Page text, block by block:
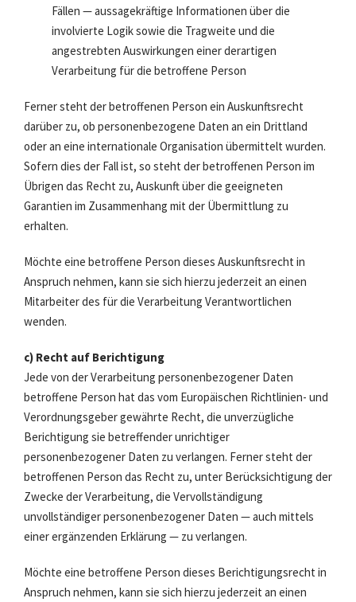
Fällen — aussagekräftige Informationen über die
involvierte Logik sowie die Tragweite und die
angestrebten Auswirkungen einer derartigen
Verarbeitung für die betroffene Person
Ferner steht der betroffenen Person ein Auskunftsrecht
darüber zu, ob personenbezogene Daten an ein Drittland
oder an eine internationale Organisation übermittelt wurden.
Sofern dies der Fall ist, so steht der betroffenen Person im
Übrigen das Recht zu, Auskunft über die geeigneten
Garantien im Zusammenhang mit der Übermittlung zu
erhalten.
Möchte eine betroffene Person dieses Auskunftsrecht in
Anspruch nehmen, kann sie sich hierzu jederzeit an einen
Mitarbeiter des für die Verarbeitung Verantwortlichen
wenden.
c) Recht auf Berichtigung
Jede von der Verarbeitung personenbezogener Daten
betroffene Person hat das vom Europäischen Richtlinien- und
Verordnungsgeber gewährte Recht, die unverzügliche
Berichtigung sie betreffender unrichtiger
personenbezogener Daten zu verlangen. Ferner steht der
betroffenen Person das Recht zu, unter Berücksichtigung der
Zwecke der Verarbeitung, die Vervollständigung
unvollständiger personenbezogener Daten — auch mittels
einer ergänzenden Erklärung — zu verlangen.
Möchte eine betroffene Person dieses Berichtigungsrecht in
Anspruch nehmen, kann sie sich hierzu jederzeit an einen